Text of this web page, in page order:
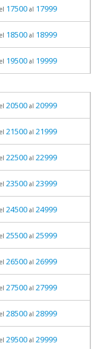
17500al 17999
18500al 18999
19500al 19999
20500al 20999
21500al 21999
22500al 22999
23500al 23999
24500al 24999
25500al 25999
26500al 26999
27500al 27999
28500al 28999
29500al 29999